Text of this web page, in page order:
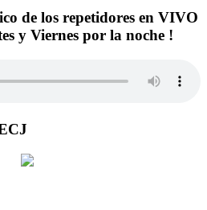
de los repetidores en VIVO
y Viernes por la noche !